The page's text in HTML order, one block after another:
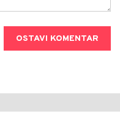
OSTAVI KOMENTAR